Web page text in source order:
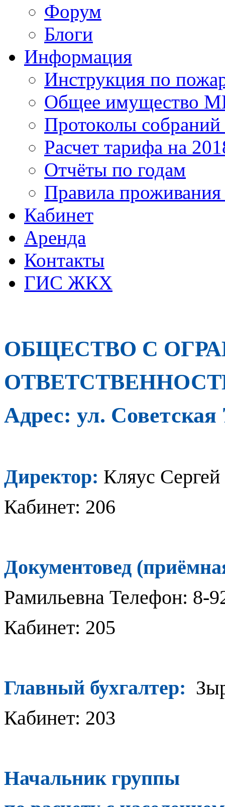
Форум
Блоги
Информация
Инструкция по
Общее имущество
Протоколы
Расчет тарифа на
Отчёты по годам
Правила
Кабинет
Аренда
Контакты
ГИС ЖКХ
ОБЩЕСТВО С
Адрес: ул. Советская
Директор: Кляус
Кабинет: 206
Документовед
Рамильевна Телефон: 8-
Кабинет: 205
Главный бухгалтер:
Кабинет: 203
Начальник группы